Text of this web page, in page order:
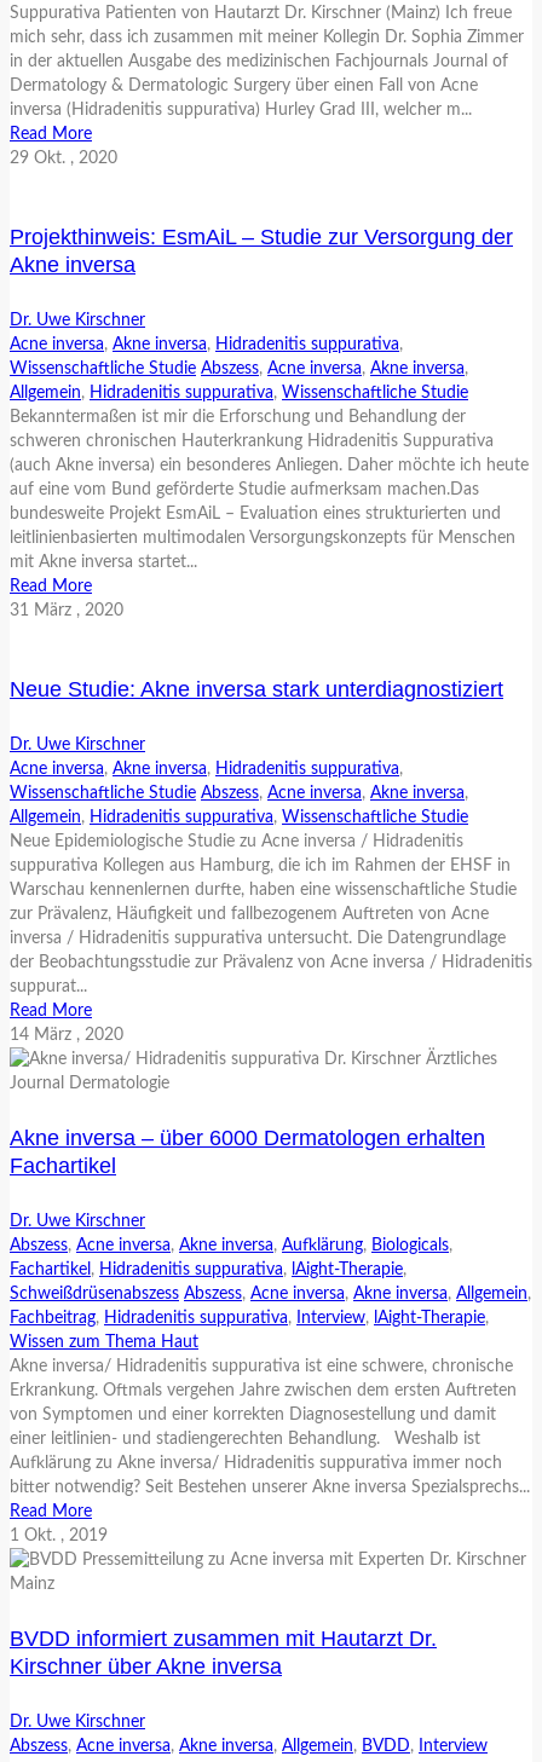
Suppurativa Patienten von Hautarzt Dr. Kirschner (Mainz) Ich freue
mich sehr, dass ich zusammen mit meiner Kollegin Dr. Sophia Zimmer
in der aktuellen Ausgabe des medizinischen Fachjournals Journal of
Dermatology & Dermatologic Surgery über einen Fall von Acne
inversa (Hidradenitis suppurativa) Hurley Grad III, welcher m...
Read More
29 Okt. , 2020
Projekthinweis: EsmAiL – Studie zur Versorgung der
Akne inversa
Dr. Uwe Kirschner
Acne inversa, Akne inversa, Hidradenitis suppurativa,
Wissenschaftliche Studie Abszess, Acne inversa, Akne inversa,
Allgemein, Hidradenitis suppurativa, Wissenschaftliche Studie
Bekanntermaßen ist mir die Erforschung und Behandlung der
schweren chronischen Hauterkrankung Hidradenitis Suppurativa
(auch Akne inversa) ein besonderes Anliegen. Daher möchte ich heute
auf eine vom Bund geförderte Studie aufmerksam machen.Das
bundesweite Projekt EsmAiL – Evaluation eines strukturierten und
leitlinienbasierten multimodalen Versorgungskonzepts für Menschen
mit Akne inversa startet...
Read More
31 März , 2020
Neue Studie: Akne inversa stark unterdiagnostiziert
Dr. Uwe Kirschner
Acne inversa, Akne inversa, Hidradenitis suppurativa,
Wissenschaftliche Studie Abszess, Acne inversa, Akne inversa,
Allgemein, Hidradenitis suppurativa, Wissenschaftliche Studie
Neue Epidemiologische Studie zu Acne inversa / Hidradenitis
suppurativa Kollegen aus Hamburg, die ich im Rahmen der EHSF in
Warschau kennenlernen durfte, haben eine wissenschaftliche Studie
zur Prävalenz, Häufigkeit und fallbezogenem Auftreten von Acne
inversa / Hidradenitis suppurativa untersucht. Die Datengrundlage
der Beobachtungsstudie zur Prävalenz von Acne inversa / Hidradenitis
suppurat...
Read More
14 März , 2020
Akne inversa – über 6000 Dermatologen erhalten
Fachartikel
Dr. Uwe Kirschner
Abszess, Acne inversa, Akne inversa, Aufklärung, Biologicals,
Fachartikel , Hidradenitis suppurativa, lAight-Therapie,
Schweißdrüsenabszess Abszess, Acne inversa, Akne inversa, Allgemein,
Fachbeitrag, Hidradenitis suppurativa, Interview, lAight-Therapie,
Wissen zum Thema Haut
Akne inversa/ Hidradenitis suppurativa ist eine schwere, chronische
Erkrankung. Oftmals vergehen Jahre zwischen dem ersten Auftreten
von Symptomen und einer korrekten Diagnosestellung und damit
einer leitlinien- und stadiengerechten Behandlung. Weshalb ist
Aufklärung zu Akne inversa/ Hidradenitis suppurativa immer noch
bitter notwendig? Seit Bestehen unserer Akne inversa Spezialsprechs...
Read More
1 Okt. , 2019
BVDD informiert zusammen mit Hautarzt Dr.
Kirschner über Akne inversa
Dr. Uwe Kirschner
Abszess, Acne inversa, Akne inversa, Allgemein, BVDD,
Interview